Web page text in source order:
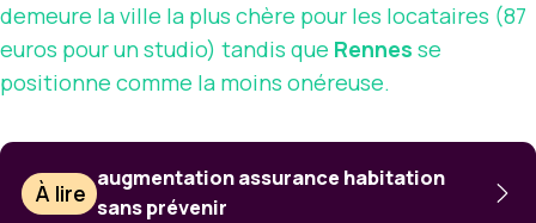
demeure la ville la plus chère pour les locataires (87
euros pour un studio) tandis que Rennes se
positionne comme la moins onéreuse.
À lire
augmentation assurance habitation
sans prévenir